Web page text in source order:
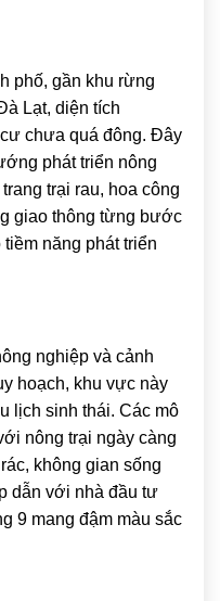
phố, gần khu rừng
Lạt, diện tích
chưa quá đông. Đây
phát triển nông
trại rau, hoa công
giao thông từng bước
năng phát triển
nghiệp và cảnh
hoạch, khu vực này
lịch sinh thái. Các mô
nông trại ngày càng
không gian sống
dẫn với nhà đầu tư
9 mang đậm màu sắc